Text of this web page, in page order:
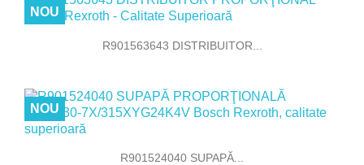
R901563643 DISTRIBUITOR...
NOU
R901524040 SUPAPĂ...
NOU